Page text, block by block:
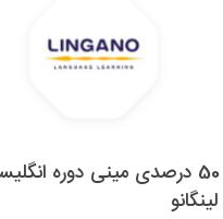
کد تخفیف 50 درصدی مینی دوره